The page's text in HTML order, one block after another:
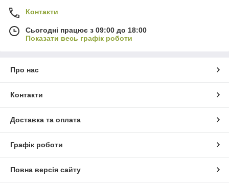
Контакти
Сьогодні працює з 09:00 до 18:00
Показати весь графік роботи
Про нас
Контакти
Доставка та оплата
Графік роботи
Повна версія сайту